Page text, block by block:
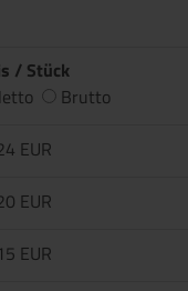
/ Stück
Brutto
EUR
EUR
EUR